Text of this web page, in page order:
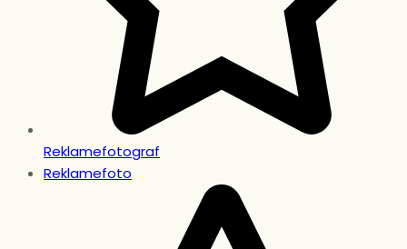
Reklamefotograf
Reklamefoto